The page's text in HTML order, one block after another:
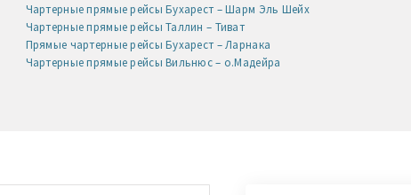
Чартерные прямые рейсы Бухарест – Шарм Эль Шейх
Чартерные прямые рейсы Таллин – Тиват
Прямые чартерные рейсы Бухарест – Ларнака
Чартерные прямые рейсы Вильнюс – о.Мадейра